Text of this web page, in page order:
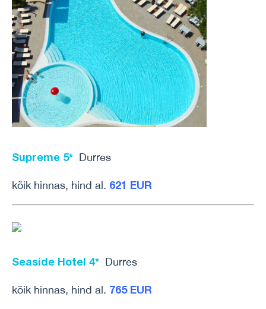
Supreme 5* Durres
kõik hinnas, hind al. 621 EUR
Seaside Hotel 4* Durres
kõik hinnas, hind al. 765 EUR